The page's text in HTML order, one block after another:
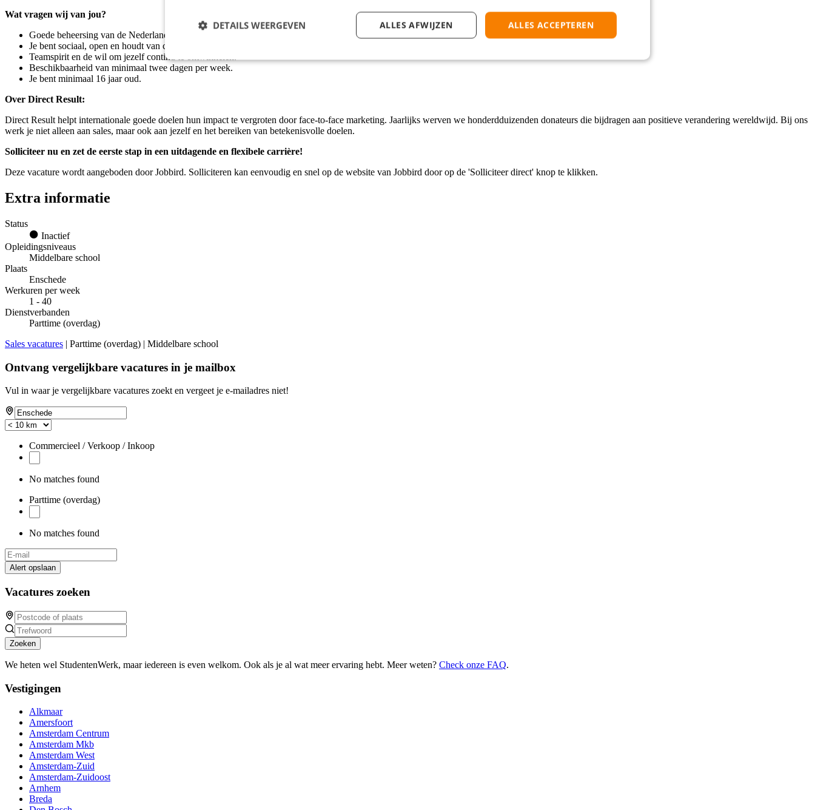
Wat vragen wij van jou?
Goede beheersing van de Nederlandse taal op C2-/moedertaalniveau is vereist!
Je bent sociaal, open en houdt van communiceren.
Teamspirit en de wil om jezelf continu te ontwikkelen.
Beschikbaarheid van minimaal twee dagen per week.
Je bent minimaal 16 jaar oud.
Over Direct Result:
Direct Result helpt internationale goede doelen hun impact te vergroten door face-to-face marketing. Jaarlijks werven we honderdduizenden donateurs die bijdragen aan positieve verandering wereldwijd. Bij ons
werk je niet alleen aan sales, maar ook aan jezelf en het bereiken van betekenisvolle doelen.
Solliciteer nu en zet de eerste stap in een uitdagende en flexibele carrière!
Deze vacature wordt aangeboden door Jobbird. Solliciteren kan eenvoudig en snel op de website van Jobbird door op de 'Solliciteer direct' knop te klikken.
Extra informatie
Status
Inactief
Opleidingsniveaus
Middelbare school
Plaats
Enschede
Werkuren per week
1 - 40
Dienstverbanden
Parttime (overdag)
Sales vacatures | Parttime (overdag) | Middelbare school
Ontvang vergelijkbare vacatures in je mailbox
Vul in waar je vergelijkbare vacatures zoekt en vergeet je e-mailadres niet!
Commercieel / Verkoop / Inkoop
No matches found
Parttime (overdag)
No matches found
Alert opslaan
Vacatures zoeken
Zoeken
We heten wel StudentenWerk, maar iedereen is even welkom. Ook als je al wat meer ervaring hebt. Meer weten? Check onze FAQ.
Vestigingen
Alkmaar
Amersfoort
Amsterdam Centrum
Amsterdam Mkb
Amsterdam West
Amsterdam-Zuid
Amsterdam-Zuidoost
Arnhem
Breda
ALLES ACCEPTEREN
ALLES AFWIJZEN
DETAILS WEERGEVEN